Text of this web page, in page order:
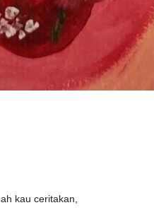
kau ceritakan,